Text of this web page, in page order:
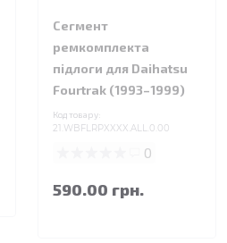
Сегмент
ремкомплекта
підлоги для Daihatsu
Fourtrak (1993–1999)
Код товару:
21.WBFLRPXXXX.ALL.0.00
0
590.00 грн.